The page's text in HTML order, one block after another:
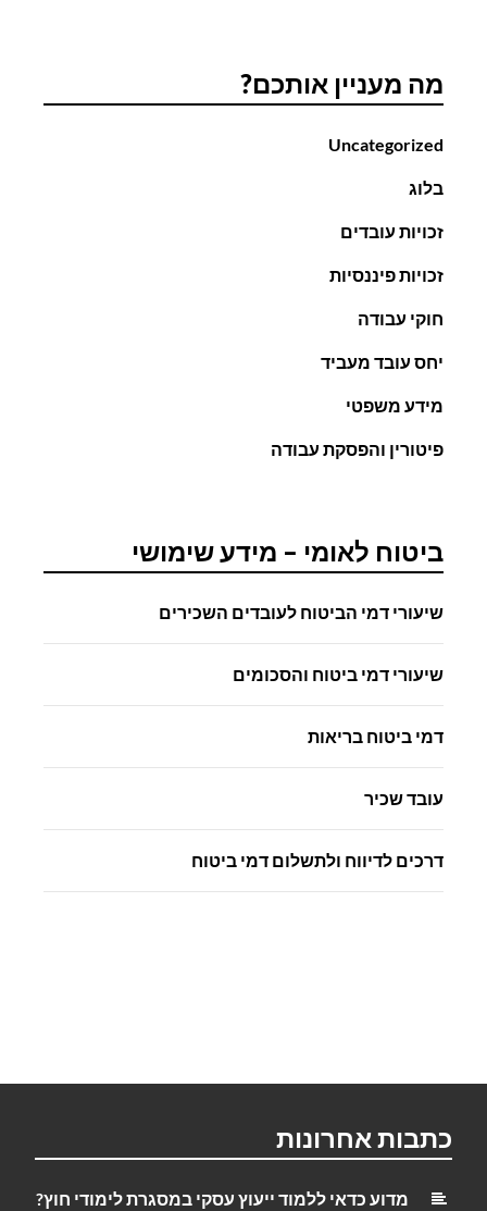
מה מעניין אותכם?
Uncategorized
בלוג
זכויות עובדים
זכויות פיננסיות
חוקי עבודה
יחס עובד מעביד
מידע משפטי
פיטורין והפסקת עבודה
ביטוח לאומי – מידע שימושי
שיעורי דמי הביטוח לעובדים השכירים
שיעורי דמי ביטוח והסכומים
דמי ביטוח בריאות
עובד שכיר
דרכים לדיווח ולתשלום דמי ביטוח
כתבות אחרונות
מדוע כדאי ללמוד ייעוץ עסקי במסגרת לימודי חוץ?